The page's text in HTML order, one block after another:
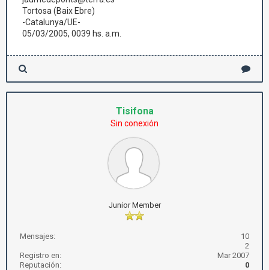
Tortosa (Baix Ebre)
-Catalunya/UE-
05/03/2005, 0039 hs. a.m.
Tisifona
Sin conexión
Junior Member
Mensajes:
10
2
Registro en:
Mar 2007
Reputación:
0